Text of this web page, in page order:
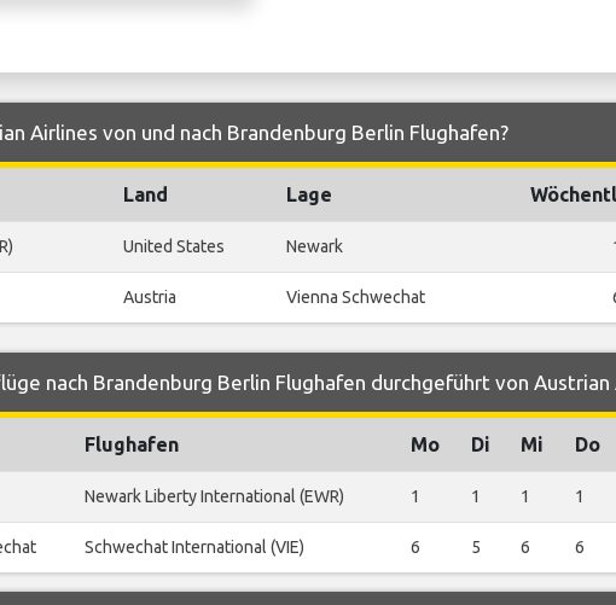
Airlines von und nach Brandenburg Berlin Flughafen?
Land Lage
United States Newark
Austria Vienna Schwechat
nach Brandenburg Berlin Flughafen durchgeführt von Austrian
Flughafen Mo Di Mi Do
Newark Liberty International (EWR) 1 1 1 1
Schwechat International (VIE) 6 5 6 6